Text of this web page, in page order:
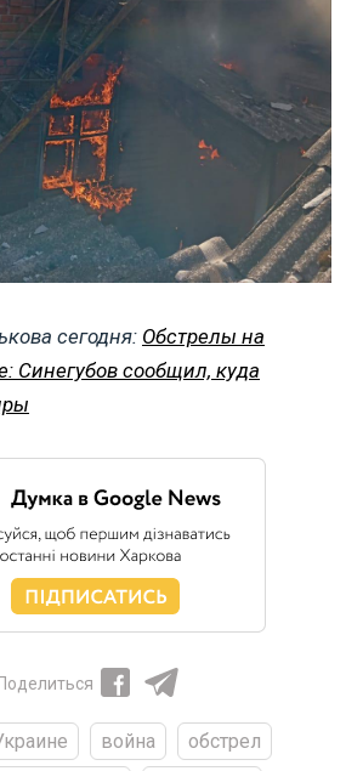
сегодня: Обстрелы на
Синегубов сообщил, куда
Поделиться
война
обстрел